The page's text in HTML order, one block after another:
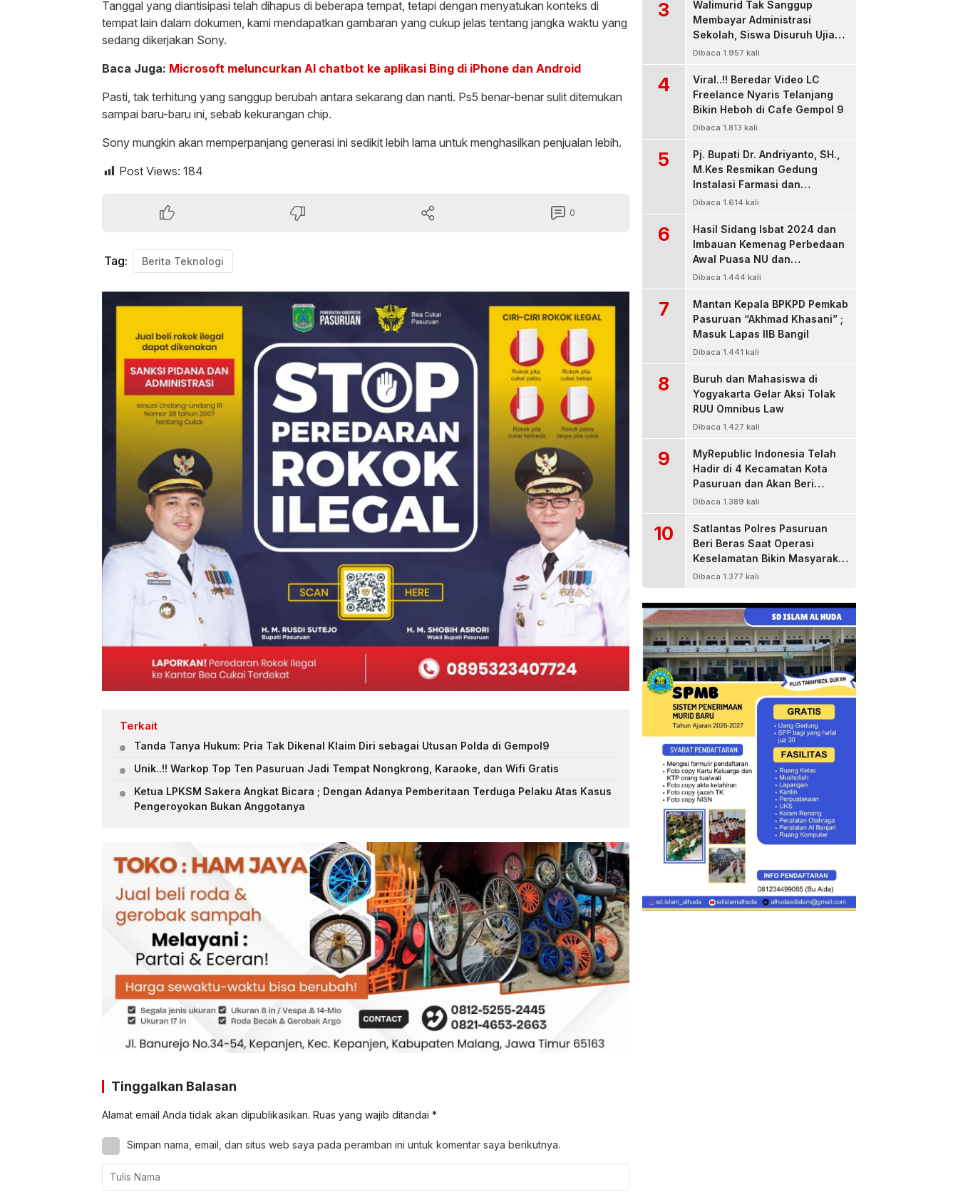
Tanggal yang diantisipasi telah dihapus di beberapa tempat, tetapi dengan menyatukan konteks di
tempat lain dalam dokumen, kami mendapatkan gambaran yang cukup jelas tentang jangka waktu yang
sedang dikerjakan Sony.
Baca Juga: Microsoft meluncurkan AI chatbot ke aplikasi Bing di iPhone dan Android
Pasti, tak terhitung yang sanggup berubah antara sekarang dan nanti. Ps5 benar-benar sulit ditemukan
sampai baru-baru ini, sebab kekurangan chip.
Sony mungkin akan memperpanjang generasi ini sedikit lebih lama untuk menghasilkan penjualan lebih.
Post Views: 184
0
Tag: Berita Teknologi
Terkait
Tanda Tanya Hukum: Pria Tak Dikenal Klaim Diri sebagai Utusan Polda di Gempol9
Unik..!! Warkop Top Ten Pasuruan Jadi Tempat Nongkrong, Karaoke, dan Wifi Gratis
Ketua LPKSM Sakera Angkat Bicara ; Dengan Adanya Pemberitaan Terduga Pelaku Atas Kasus
Pengeroyokan Bukan Anggotanya
Tinggalkan Balasan
Alamat email Anda tidak akan dipublikasikan. Ruas yang wajib ditandai *
Simpan nama, email, dan situs web saya pada peramban ini untuk komentar saya berikutnya.
3
Walimurid Tak Sanggup
Membayar Administrasi
Sekolah, Siswa Disuruh Ujian
di Luar Kelas
Dibaca 1.957 kali
4
Viral..!! Beredar Video LC
Freelance Nyaris Telanjang
Bikin Heboh di Cafe Gempol 9
Dibaca 1.813 kali
5
Pj. Bupati Dr. Andriyanto, SH.,
M.Kes Resmikan Gedung
Instalasi Farmasi dan
Dropzone IGD, RSUD Bangil
Dibaca 1.614 kali
6
Hasil Sidang Isbat 2024 dan
Imbauan Kemenag Perbedaan
Awal Puasa NU dan
Muhamadiyah
Dibaca 1.444 kali
7
Mantan Kepala BPKPD Pemkab
Pasuruan “Akhmad Khasani” ;
Masuk Lapas IIB Bangil
Dibaca 1.441 kali
8
Buruh dan Mahasiswa di
Yogyakarta Gelar Aksi Tolak
RUU Omnibus Law
Dibaca 1.427 kali
9
MyRepublic Indonesia Telah
Hadir di 4 Kecamatan Kota
Pasuruan dan Akan Beri
Pelayanan Terbaik Untuk
Dibaca 1.389 kali
10
Satlantas Polres Pasuruan
Beri Beras Saat Operasi
Keselamatan Bikin Masyarakat
Senang
Dibaca 1.377 kali